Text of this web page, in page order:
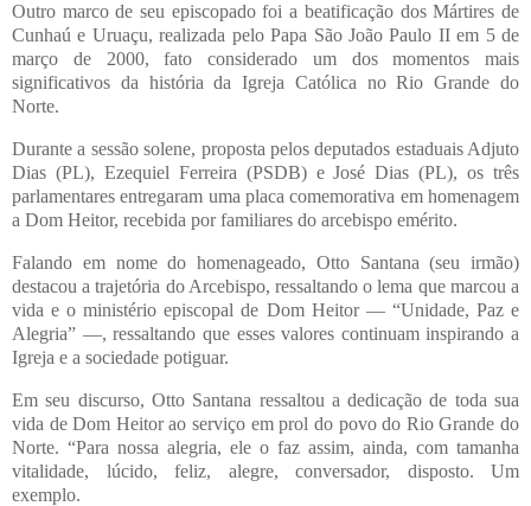
Outro marco de seu episcopado foi a beatificação dos Mártires de
Cunhaú e Uruaçu, realizada pelo Papa São João Paulo II em 5 de
março de 2000, fato considerado um dos momentos mais
significativos da história da Igreja Católica no Rio Grande do
Norte.
Durante a sessão solene, proposta pelos deputados estaduais Adjuto
Dias (PL), Ezequiel Ferreira (PSDB) e José Dias (PL), os três
parlamentares entregaram uma placa comemorativa em homenagem
a Dom Heitor, recebida por familiares do arcebispo emérito.
Falando em nome do homenageado, Otto Santana (seu irmão)
destacou a trajetória do Arcebispo, ressaltando o lema que marcou a
vida e o ministério episcopal de Dom Heitor — “Unidade, Paz e
Alegria” —, ressaltando que esses valores continuam inspirando a
Igreja e a sociedade potiguar.
Em seu discurso, Otto Santana ressaltou a dedicação de toda sua
vida de Dom Heitor ao serviço em prol do povo do Rio Grande do
Norte. “Para nossa alegria, ele o faz assim, ainda, com tamanha
vitalidade, lúcido, feliz, alegre, conversador, disposto. Um
exemplo.